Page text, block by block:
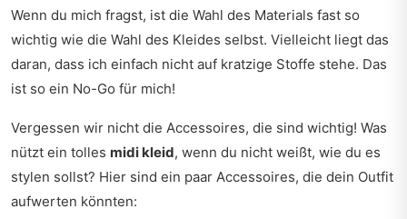
Wenn du mich fragst, ist die Wahl des Materials fast so
wichtig wie die Wahl des Kleides selbst. Vielleicht liegt das
daran, dass ich einfach nicht auf kratzige Stoffe stehe. Das
ist so ein No-Go für mich!
Vergessen wir nicht die Accessoires, die sind wichtig! Was
nützt ein tolles midi kleid, wenn du nicht weißt, wie du es
stylen sollst? Hier sind ein paar Accessoires, die dein Outfit
aufwerten könnten: